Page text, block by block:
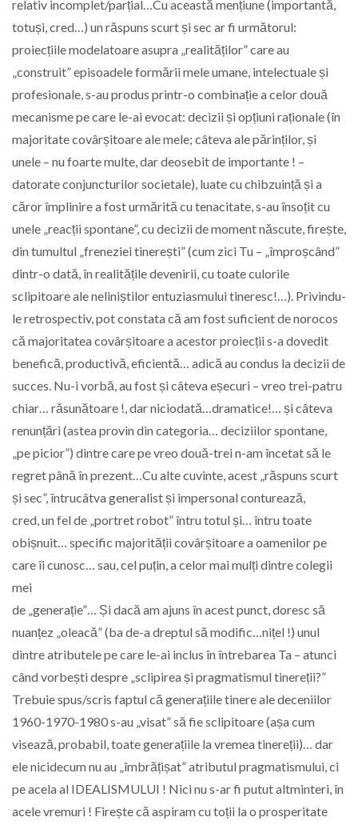
relativ incomplet/parțial…Cu această mențiune (importantă,
totuși, cred…) un răspuns scurt și sec ar fi următorul:
proiecțiile modelatoare asupra „realităților” care au
„construit” episoadele formării mele umane, intelectuale și
profesionale, s-au produs printr-o combinație a celor două
mecanisme pe care le-ai evocat: decizii și opțiuni raționale (în
majoritate covârșitoare ale mele; câteva ale părinților, și
unele – nu foarte multe, dar deosebit de importante ! –
datorate conjuncturilor societale), luate cu chibzuință și a
căror împlinire a fost urmărită cu tenacitate, s-au însoțit cu
unele „reacții spontane”, cu decizii de moment născute, firește,
din tumultul „freneziei tinerești” (cum zici Tu – „împroșcând”
dintr-o dată, în realitățile devenirii, cu toate culorile
sclipitoare ale neliniștilor entuziasmului tineresc!…). Privindu-
le retrospectiv, pot constata că am fost suficient de norocos
că majoritatea covârșitoare a acestor proiecții s-a dovedit
benefică, productivă, eficientă… adică au condus la decizii de
succes. Nu-i vorbă, au fost și câteva eșecuri – vreo trei-patru
chiar… răsunătoare !, dar niciodată…dramatice!… și câteva
renunțări (astea provin din categoria… deciziilor spontane,
„pe picior”) dintre care pe vreo două-trei n-am încetat să le
regret până în prezent…Cu alte cuvinte, acest „răspuns scurt
și sec”, întrucâtva generalist și impersonal conturează,
cred, un fel de „portret robot” întru totul și… întru toate
obișnuit… specific majorității covârșitoare a oamenilor pe
care îi cunosc… sau, cel puțin, a celor mai mulți dintre colegii
mei
de „generație”… Și dacă am ajuns în acest punct, doresc să
nuanțez „oleacă” (ba de-a dreptul să modific…nițel !) unul
dintre atributele pe care le-ai inclus în întrebarea Ta – atunci
când vorbești despre „sclipirea și pragmatismul tinereții?”
Trebuie spus/scris faptul că generațiile tinere ale deceniilor
1960-1970-1980 s-au „visat” să fie sclipitoare (așa cum
visează, probabil, toate generațiile la vremea tinereții)… dar
ele nicidecum nu au „îmbrățișat” atributul pragmatismului, ci
pe acela al IDEALISMULUI ! Nici nu s-ar fi putut altminteri, în
acele vremuri ! Firește că aspiram cu toții la o prosperitate